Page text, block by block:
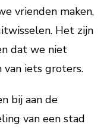
vrienden maken,
Het zijn
dat we niet
van iets groters.
bij aan de
van een stad